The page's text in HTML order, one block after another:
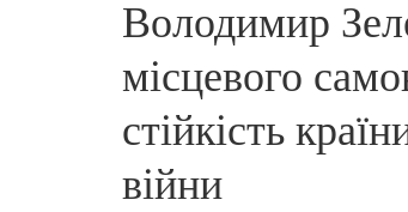
Володимир
місцевого
стійкість
війни